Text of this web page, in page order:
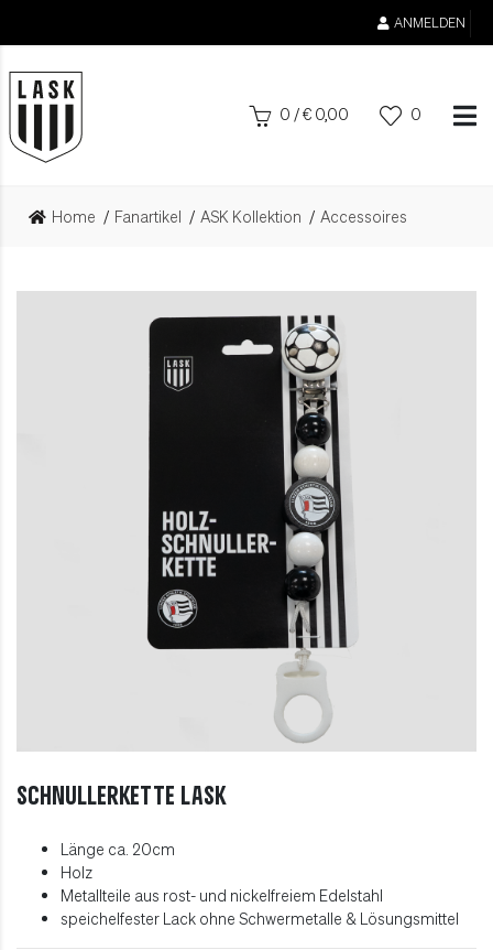
ANMELDEN
0 /€ 0,00 0
Home Fanartikel ASK Kollektion Accessoires
Schnullerkette LASK
Länge ca. 20cm
Holz
Metallteile aus rost- und nickelfreiem Edelstahl
speichelfester Lack ohne Schwermetalle & Lösungsmittel